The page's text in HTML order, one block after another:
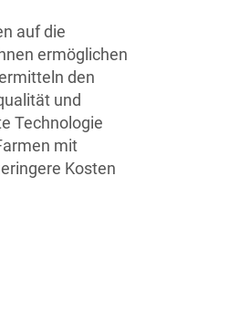
auf die
ermöglichen
den
und
Technologie
mit
Kosten